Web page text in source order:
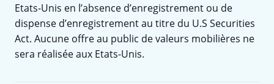
Etats-Unis en l’absence d’enregistrement ou de
dispense d’enregistrement au titre du U.S Securities
Act. Aucune offre au public de valeurs mobilières ne
sera réalisée aux Etats-Unis.